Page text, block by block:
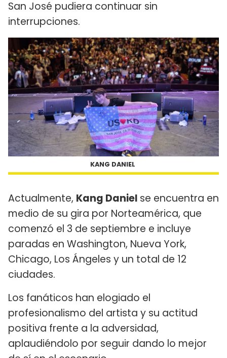
San José pudiera continuar sin
interrupciones.
KANG DANIEL
Actualmente, Kang Daniel se encuentra en
medio de su gira por Norteamérica, que
comenzó el 3 de septiembre e incluye
paradas en Washington, Nueva York,
Chicago, Los Ángeles y un total de 12
ciudades.
Los fanáticos han elogiado el
profesionalismo del artista y su actitud
positiva frente a la adversidad,
aplaudiéndolo por seguir dando lo mejor